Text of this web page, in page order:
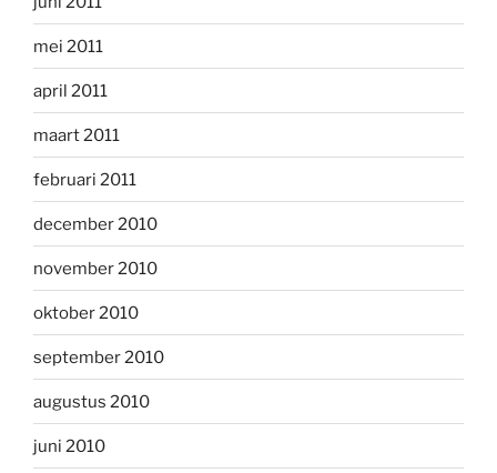
mei 2011
april 2011
maart 2011
februari 2011
december 2010
november 2010
oktober 2010
september 2010
augustus 2010
juni 2010